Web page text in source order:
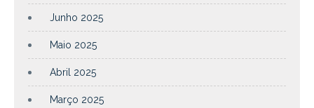
Junho 2025
Maio 2025
Abril 2025
Março 2025